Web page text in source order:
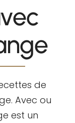
de
Avec ou
est un